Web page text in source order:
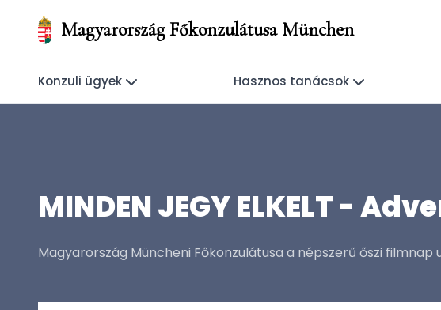
Magyarország Főkonzulátusa München
Konzuli ügyek Hasznos tanácsok
MINDEN JEGY ELKELT -
Magyarország Müncheni Főkonzulátusa a népszerű őszi